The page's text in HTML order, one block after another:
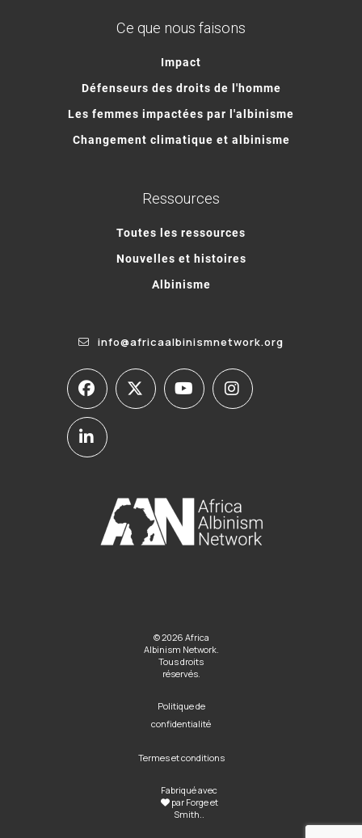
Ce que nous faisons
Impact
Défenseurs des droits de l'homme
Les femmes impactées par l'albinisme
Changement climatique et albinisme
Ressources
Toutes les ressources
Nouvelles et histoires
Albinisme
info@africaalbinismnetwork.org
© 2026 Africa
Albinism Network.
Tous droits
réservés.
Politique de
confidentialité
Termes et conditions
Fabriqué avec
par Forge et
Smith